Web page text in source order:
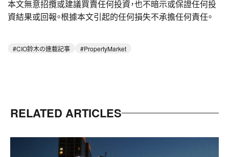
本文無意招攬或建議買賣任何投資，也不暗示或保證任何投
資結果或回報。根據本文引起的任何損失不承擔任何責任。
CIO鈴木の連載記事 PropertyMarket
RELATED ARTICLES